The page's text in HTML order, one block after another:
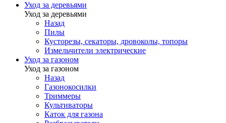
Уход за деревьями
Уход за деревьями
Назад
Пилы
Кусторезы, секаторы, дровоколы, топоры
Измельчители электрические
Уход за газоном
Уход за газоном
Назад
Газонокосилки
Триммеры
Культиваторы
Каток для газона